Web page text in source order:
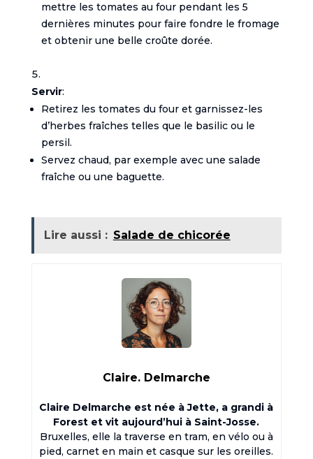
mettre les tomates au four pendant les 5
dernières minutes pour faire fondre le fromage
et obtenir une belle croûte dorée.
Servir:
Retirez les tomates du four et garnissez-les
d’herbes fraîches telles que le basilic ou le
persil.
Servez chaud, par exemple avec une salade
fraîche ou une baguette.
Lire aussi : Salade de chicorée
Claire. Delmarche
Claire Delmarche est née à Jette, a grandi à
Forest et vit aujourd’hui à Saint-Josse.
Bruxelles, elle la traverse en tram, en vélo ou à
pied, carnet en main et casque sur les oreilles.